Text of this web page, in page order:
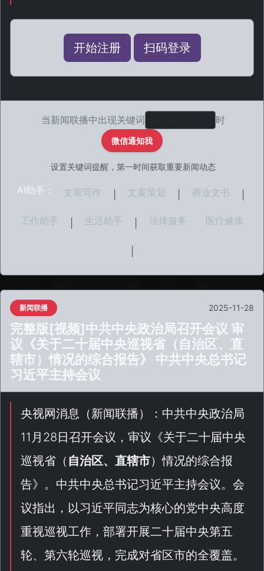
开始注册 扫码登录
当新闻联播中出现关键词 时
微信通知我
设置关键词提醒，第一时间获取重要新闻动态
AI助手： 文章写作 文案策划 商业文书
工作助手 生活助手 法律服务 医疗健康
新闻联播 2025-11-28
完整版[视频]中共中央政治局召开会议 审
议《关于二十届中央巡视省（自治区、直
辖市）情况的综合报告》 中共中央总书记
习近平主持会议
央视网消息（新闻联播）：中共中央政治局
11月28日召开会议，审议《关于二十届中央
巡视省（ 自治区、直辖市）情况的综合报
告》。中共中央总书记习近平主持会议。会
议指出，以习近平同志为核心的党中央高度
重视巡视工作，部署开展二十届中央第五
轮、第六轮巡视，完成对省区市的全覆盖。